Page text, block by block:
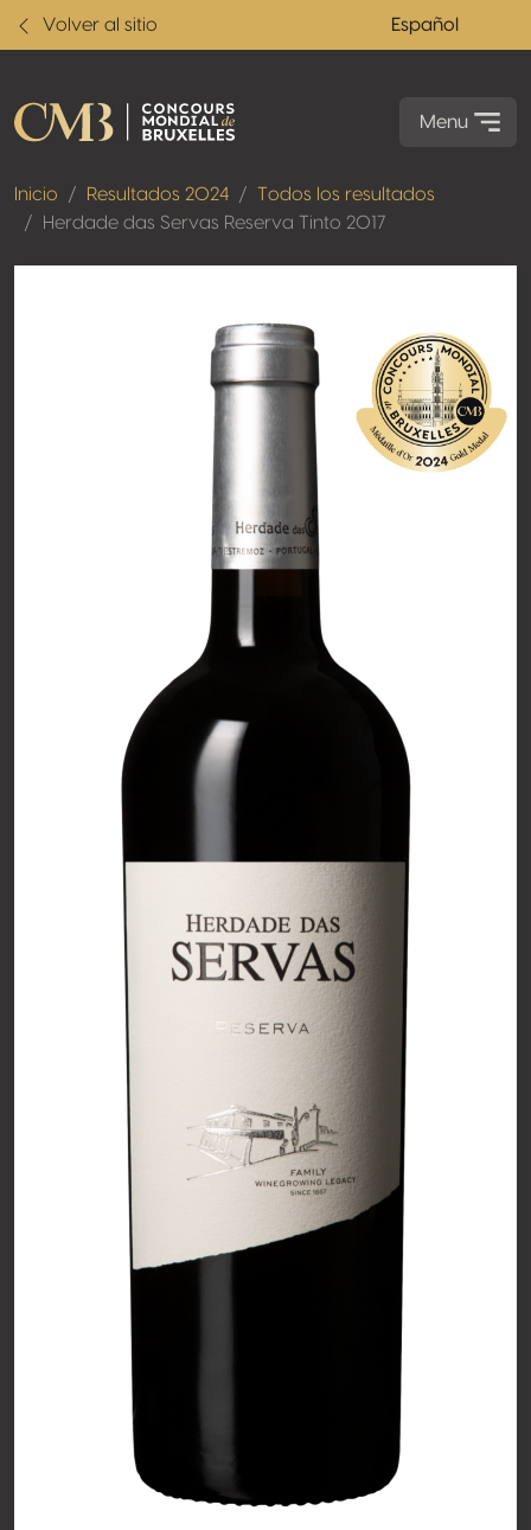
Volver al sitio Español
Menu
Inicio Resultados 2024
Todos los resultados
Herdade das Servas Reserva Tinto 2017